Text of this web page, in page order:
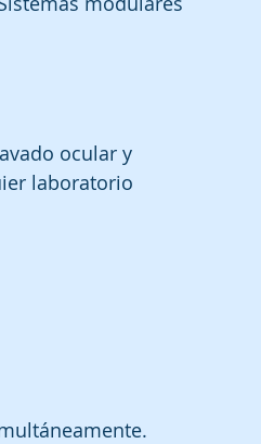
ocular y
laboratorio